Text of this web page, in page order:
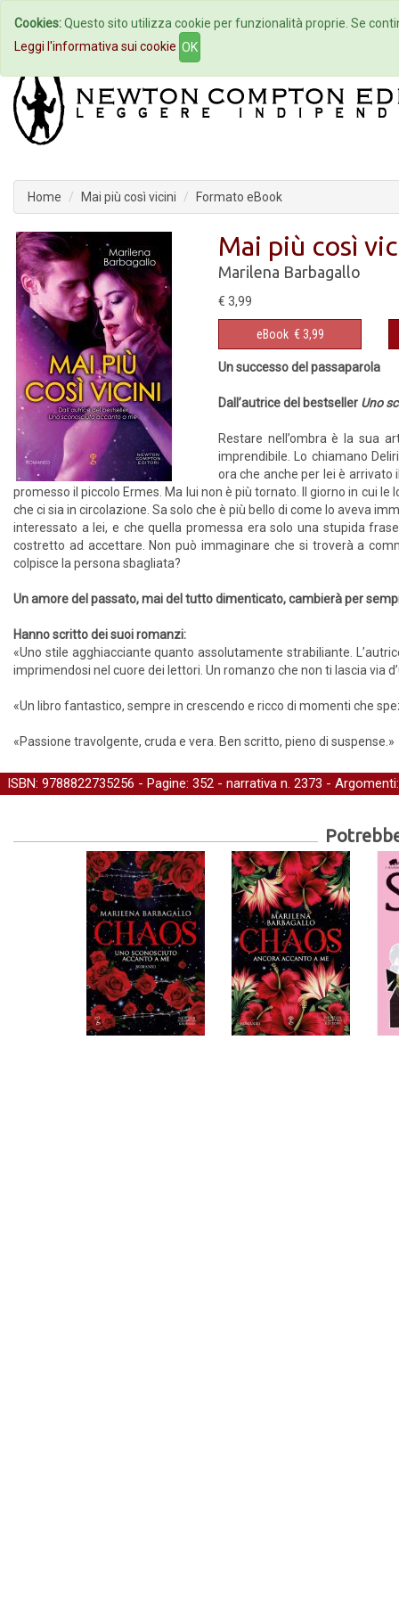
Home Autori Eventi
Home Mai più così vicini Formato eBook
Mai più così
Marilena Barbagallo
€ 3,99
eBook € 3,99
Un successo del passaparola
Dall’autrice del bestseller Uno
Restare nell’ombra è la sua
imprendibile. Lo chiamano
ora che anche per lei è
promesso il piccolo Ermes. Ma lui non è più tornato. Il giorno in cui
che ci sia in circolazione. Sa solo che è più bello di come lo aveva
interessato a lei, e che quella promessa era solo una stupida
costretto ad accettare. Non può immaginare che si troverà a
colpisce la persona sbagliata?
Un amore del passato, mai del tutto dimenticato, cambierà per
Hanno scritto dei suoi romanzi:
«Uno stile agghiacciante quanto assolutamente strabiliante.
imprimendosi nel cuore dei lettori. Un romanzo che non ti lascia via
«Un libro fantastico, sempre in crescendo e ricco di momenti che
«Passione travolgente, cruda e vera. Ben scritto, pieno di suspense.»
ISBN: 9788822735256 - Pagine: 352 - narrativa n. 2373 -
Cookies:Questo sito utilizza cookie per funzionalità proprie. Se
Leggi l'informativa sui cookie OK